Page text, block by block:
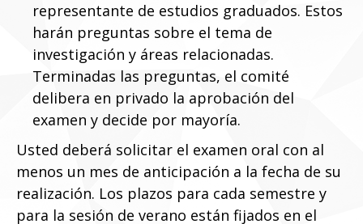
representante de estudios graduados. Estos
harán preguntas sobre el tema de
investigación y áreas relacionadas.
Terminadas las preguntas, el comité
delibera en privado la aprobación del
examen y decide por mayoría.
Usted deberá solicitar el examen oral con al
menos un mes de anticipación a la fecha de su
realización. Los plazos para cada semestre y
para la sesión de verano están fijados en el